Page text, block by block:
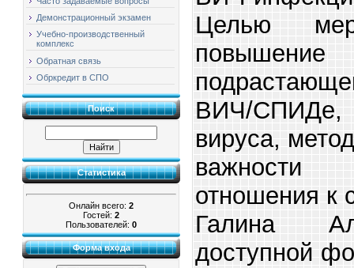
Демонстрационный экзамен
Учебно-производственный
комплекс
Обратная связь
Обркредит в СПО
Поиск
Статистика
Онлайн всего: 2
Гостей: 2
Пользователей: 0
Форма входа
Целью
повышение
ВИЧ/СПИДе,
вируса,
важности
отношения к
Галина
доступной